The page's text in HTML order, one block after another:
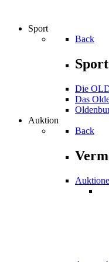
Sport
Back
Sport
Die
Das
Auktion
Back